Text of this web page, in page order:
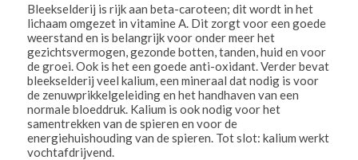
Bleekselderij is rijk aan beta-caroteen; dit wordt in het
lichaam omgezet in vitamine A. Dit zorgt voor een goede
weerstand en is belangrijk voor onder meer het
gezichtsvermogen, gezonde botten, tanden, huid en voor
de groei. Ook is het een goede anti-oxidant. Verder bevat
bleekselderij veel kalium, een mineraal dat nodig is voor
de zenuwprikkelgeleiding en het handhaven van een
normale bloeddruk. Kalium is ook nodig voor het
samentrekken van de spieren en voor de
energiehuishouding van de spieren. Tot slot: kalium werkt
vochtafdrijvend.